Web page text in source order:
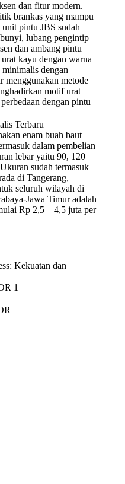
dan fitur modern.
brankas yang mampu
pintu JBS sudah
lubang pengintip
dan ambang pintu
kayu dengan warna
dengan
menggunakan metode
motif urat
dengan pintu
enam buah baut
dalam pembelian
lebar yaitu 90, 120
sudah termasuk
di Tangerang,
seluruh wilayah di
Jawa Timur adalah
Rp 2,5 – 4,5 juta per